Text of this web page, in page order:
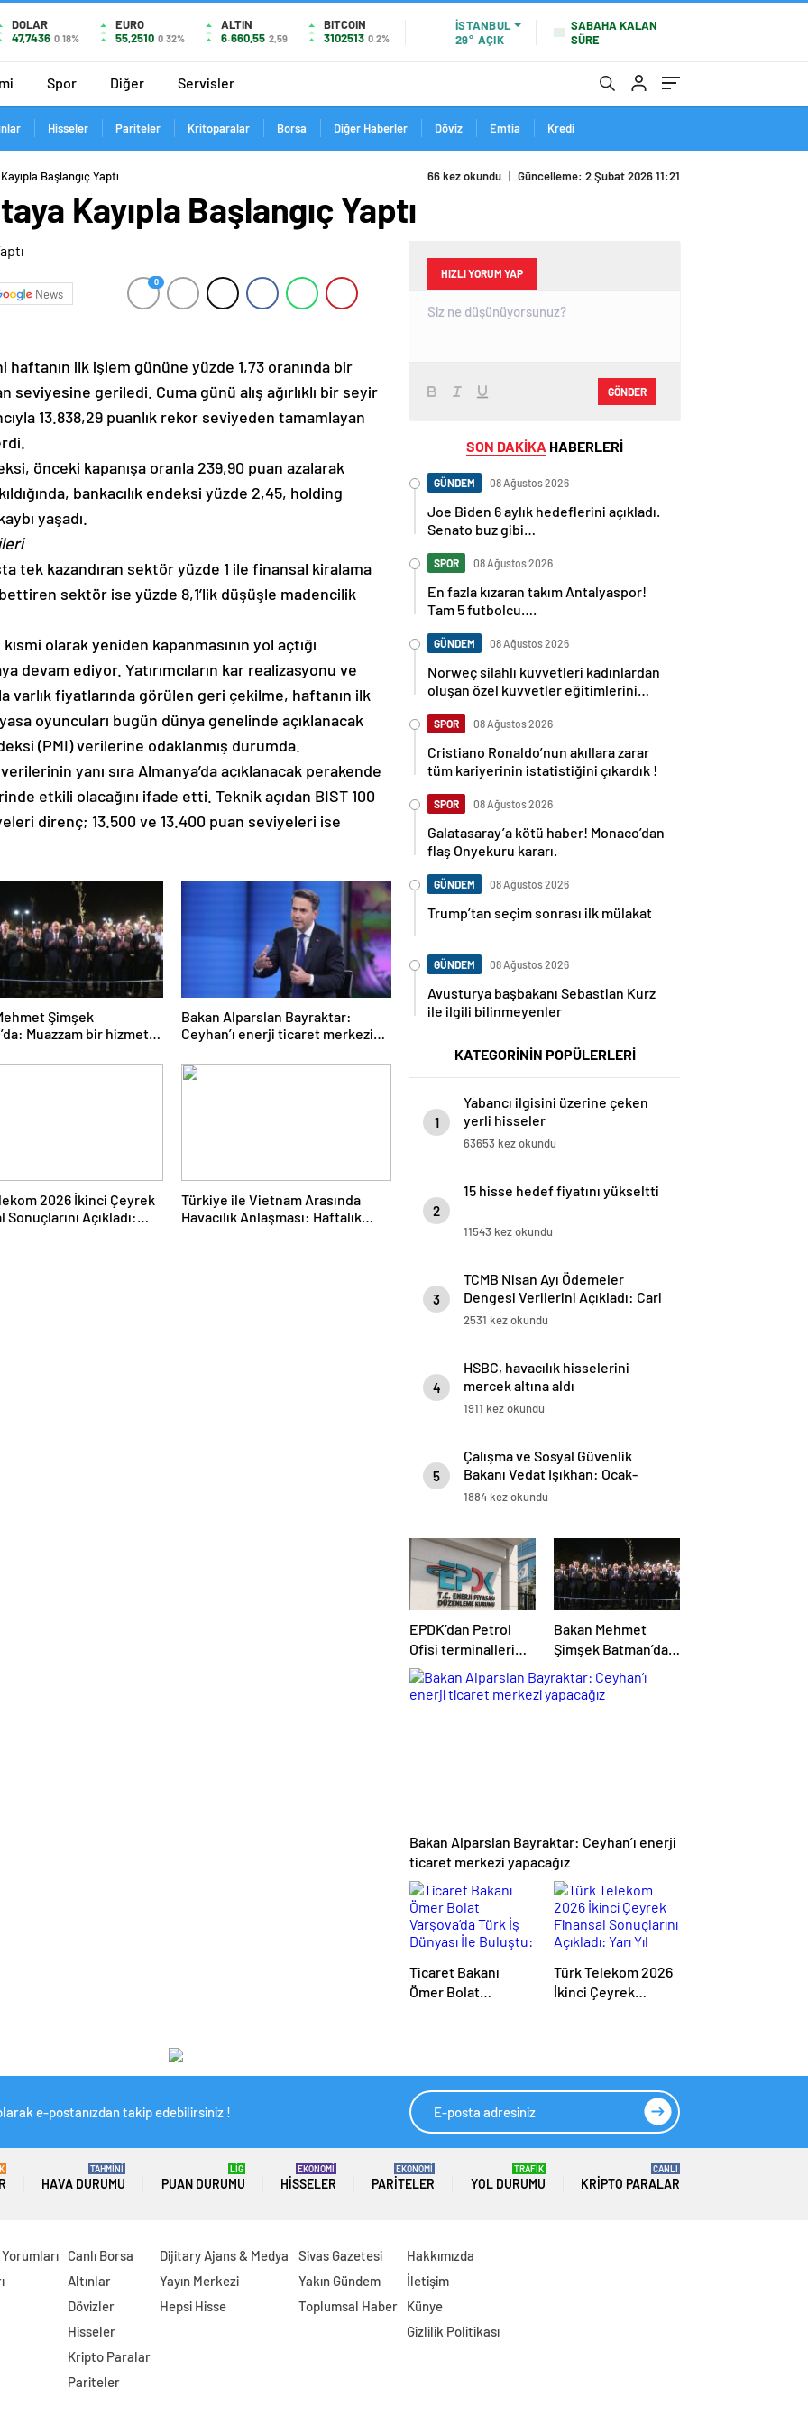
DOLAR
47,7436 0.18%
EURO
55,2510 0.32%
ALTIN
6.660,55 2,59
BITCOIN
3102513 0.2%
İSTANBUL
29° AÇIK
SABAHA KALAN
SÜRE
Spor Diğer Servisler
Hisseler Pariteler Kritoparalar Borsa Diğer Haberler Döviz Emtia Kredi
Başlangıç Yaptı 66 kez okundu | Güncelleme: 2 Şubat 2026 11:21
Kayıpla Başlangıç Yaptı
News
0
haftanın ilk işlem gününe yüzde 1,73 oranında bir
seviyesine geriledi. Cuma günü alış ağırlıklı bir seyir
13.838,29 puanlık rekor seviyeden tamamlayan
önceki kapanışa oranla 239,90 puan azalarak
bankacılık endeksi yüzde 2,45, holding
yaşadı.
tek kazandıran sektör yüzde 1 ile finansal kiralama
sektör ise yüzde 8,1’lik düşüşle madencilik
olarak yeniden kapanmasının yol açtığı
devam ediyor. Yatırımcıların kar realizasyonu ve
varlık fiyatlarında görülen geri çekilme, haftanın ilk
oyuncuları bugün dünya genelinde açıklanacak
(PMI) verilerine odaklanmış durumda.
yanı sıra Almanya’da açıklanacak perakende
etkili olacağını ifade etti. Teknik açıdan BIST 100
direnç; 13.500 ve 13.400 puan seviyeleri ise
Şimşek
Muazzam bir hizmet
Bakan Alparslan Bayraktar:
Ceyhan’ı enerji ticaret merkezi
2026 İkinci Çeyrek
Sonuçlarını Açıkladı:
Türkiye ile Vietnam Arasında
Havacılık Anlaşması: Haftalık
HIZLI YORUM YAP
GÖNDER
SON DAKİKA HABERLERİ
GÜNDEM 08 Ağustos 2026
Joe Biden 6 aylık hedeflerini açıkladı.
Senato buz gibi…
SPOR 08 Ağustos 2026
En fazla kızaran takım Antalyaspor!
Tam 5 futbolcu….
GÜNDEM 08 Ağustos 2026
Norweç silahlı kuvvetleri kadınlardan
oluşan özel kuvvetler eğitimlerini
SPOR 08 Ağustos 2026
Cristiano Ronaldo’nun akıllara zarar
tüm kariyerinin istatistiğini çıkardık !
SPOR 08 Ağustos 2026
Galatasaray’a kötü haber! Monaco’dan
flaş Onyekuru kararı.
GÜNDEM 08 Ağustos 2026
Trump’tan seçim sonrası ilk mülakat
GÜNDEM 08 Ağustos 2026
Avusturya başbakanı Sebastian Kurz
ile ilgili bilinmeyenler
KATEGORİNİN POPÜLERLERİ
1
Yabancı ilgisini üzerine çeken
yerli hisseler
63653 kez okundu
2
15 hisse hedef fiyatını yükseltti
11543 kez okundu
3
TCMB Nisan Ayı Ödemeler
Dengesi Verilerini Açıkladı: Cari
Açık 5 Milyar 695 Milyon Dolar
2531 kez okundu
4
HSBC, havacılık hisselerini
mercek altına aldı
1911 kez okundu
5
Çalışma ve Sosyal Güvenlik
Bakanı Vedat Işıkhan: Ocak-
Mayıs Ayları Arasında 590 Bine
1884 kez okundu
EPDK’dan Petrol
Ofisi terminalleri
için yeni tarife
kararı
Bakan Mehmet
Şimşek Batman’da:
Muazzam bir hizmet
fırtınası var
Bakan Alparslan Bayraktar: Ceyhan’ı enerji
ticaret merkezi yapacağız
Ticaret Bakanı
Ömer Bolat
Türk Telekom 2026
İkinci Çeyrek
TL’yi Aştı
e-postanızdan takip edebilirsiniz !
HAVA DURUMU
TAHMİNİ
PUAN DURUMU
LİG
HISSELER
EKONOMİ
PARITELER
EKONOMİ
YOL DURUMU
TRAFİK
KRIPTO PARALAR
CANLI
Canlı Borsa
Altınlar
Dövizler
Hisseler
Kripto Paralar
Pariteler
Dijitary Ajans & Medya
Yayın Merkezi
Hepsi Hisse
Sivas Gazetesi
Yakın Gündem
Toplumsal Haber
Hakkımızda
İletişim
Künye
Gizlilik Politikası